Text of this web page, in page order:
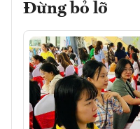
Đừng bỏ lỡ